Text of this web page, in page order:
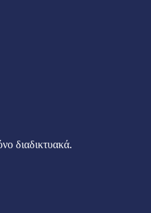
διαδικτυακά.